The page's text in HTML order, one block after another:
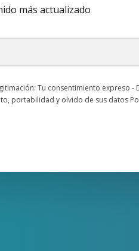
más actualizado
Tu consentimiento expreso
portabilidad y olvido de sus datos